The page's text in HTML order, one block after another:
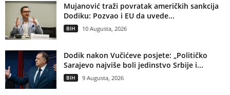
Mujanović traži povratak američkih sankcija
Dodiku: Pozvao i EU da uvede...
BIH 10 Augusta, 2026
Dodik nakon Vučićeve posjete: „Političko
Sarajevo najviše boli jedinstvo Srbije i...
BIH 9 Augusta, 2026